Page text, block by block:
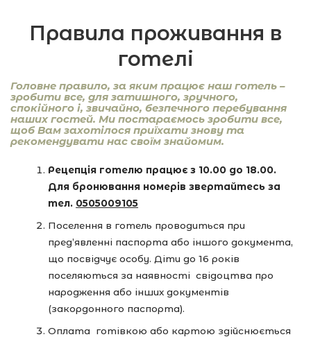
Правила проживання в
готелі
Головне правило, за яким працює наш готель –
зробити все, для затишного, зручного,
спокійного і, звичайно, безпечного перебування
наших гостей. Ми постараємось зробити все,
щоб Вам захотілося приїхати знову та
рекомендувати нас своїм знайомим.
Рецепція готелю працює з 10.00 до 18.00.
Для бронювання номерів звертайтесь за
тел. 0505009105
Поселення в готель проводиться при
пред’явленні паспорта або іншого документа,
що посвідчує особу. Діти до 16 років
поселяються за наявності свідоцтва про
народження або інших документів
(закордонного паспорта).
Оплата готівкою або картою здійснюється